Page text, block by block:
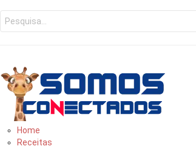
-
bem
informado
Home
Receitas